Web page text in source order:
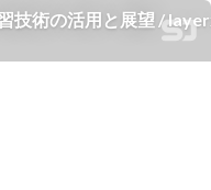
技術の活用と展望 /